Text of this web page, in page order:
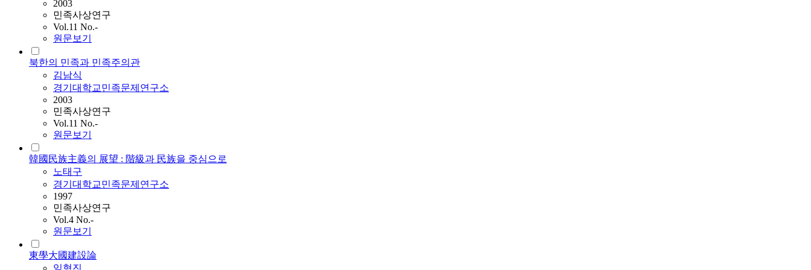
2003
민족사상연구
Vol.11 No.-
원문보기
북한의 민족과 민족주의관
김남식
경기대학교민족문제연구소
2003
민족사상연구
Vol.11 No.-
원문보기
韓國民族主義의 展望 : 階級과 民族을 중심으로
노태구
경기대학교민족문제연구소
1997
민족사상연구
Vol.4 No.-
원문보기
東學大國建設論